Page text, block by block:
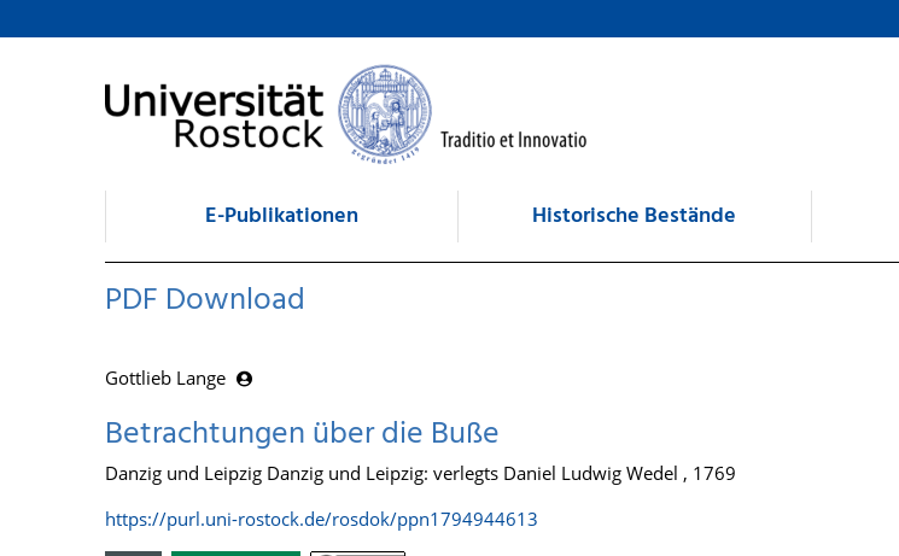
zum Inhalt
E-Publikationen Historische Bestände
PDF Download
Gottlieb Lange
Betrachtungen über die Buße
Danzig und Leipzig Danzig und Leipzig: verlegts Daniel Ludwig Wedel , 1769
https://purl.uni-rostock.de/rosdok/ppn1794944613